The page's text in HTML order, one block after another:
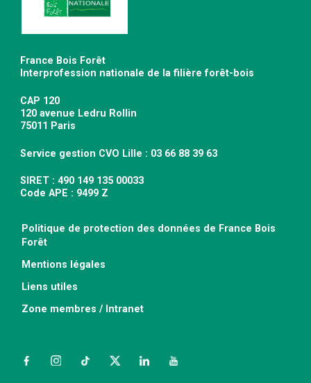
France Bois Forêt
Interprofession nationale de la filière forêt-bois
CAP 120
120 avenue Ledru Rollin
75011 Paris
Service gestion CVO Lille : 03 66 88 39 63
SIRET : 490 149 135 00033
Code APE : 9499 Z
Politique de protection des données de France Bois
Forêt
Mentions légales
Liens utiles
Zone membres / Intranet
FacebookInstagramTikTokTwitterLinkedInYouTube